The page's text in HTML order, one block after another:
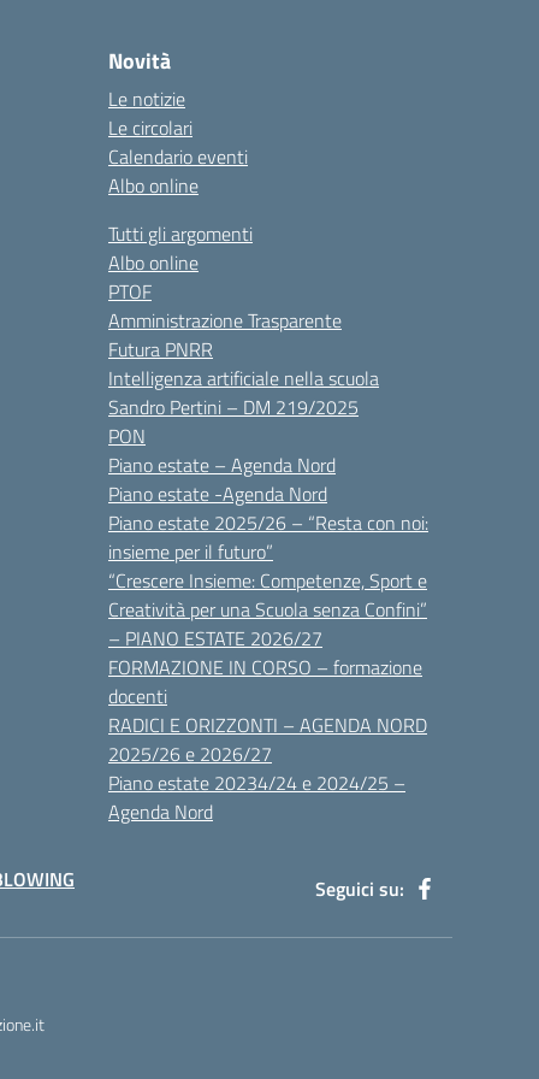
Novità
Le notizie
Le circolari
Calendario eventi
Albo online
Tutti gli argomenti
Albo online
PTOF
Amministrazione Trasparente
Futura PNRR
Intelligenza artificiale nella scuola
Sandro Pertini – DM 219/2025
PON
Piano estate – Agenda Nord
Piano estate -Agenda Nord
Piano estate 2025/26 – “Resta con noi:
insieme per il futuro”
“Crescere Insieme: Competenze, Sport e
Creatività per una Scuola senza Confini”
– PIANO ESTATE 2026/27
FORMAZIONE IN CORSO – formazione
docenti
RADICI E ORIZZONTI – AGENDA NORD
2025/26 e 2026/27
Piano estate 20234/24 e 2024/25 –
Agenda Nord
Seguici su: